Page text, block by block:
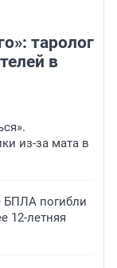
таролог
в
из-за мата в
БПЛА погибли
12-летняя